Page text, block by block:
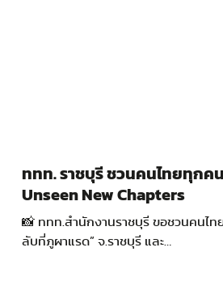
ททท. ราชบุรี ชวนคนไทยทุกค
Unseen New Chapters
📸 ททท.สำนักงานราชบุรี ขอชวนคนไท
ลับที่ภูผาแรด” จ.ราชบุรี และ…